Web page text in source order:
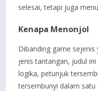
selesai, tetapi juga
Kenapa Menonjol
Dibanding game
jenis tantangan, judul
logika, petunjuk
tersembunyi dalam satu